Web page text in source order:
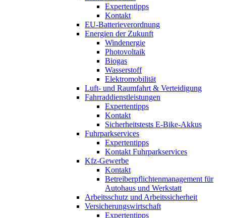
Expertentipps
Kontakt
EU-Batterieverordnung
Energien der Zukunft
Windenergie
Photovoltaik
Biogas
Wasserstoff
Elektromobilität
Luft- und Raumfahrt & Verteidigung
Fahrraddienstleistungen
Expertentipps
Kontakt
Sicherheitstests E-Bike-Akkus
Fuhrparkservices
Expertentipps
Kontakt Fuhrparkservices
Kfz-Gewerbe
Kontakt
Betreiberpflichtenmanagement für
Autohaus und Werkstatt
Arbeitsschutz und Arbeitssicherheit
Versicherungswirtschaft
Expertentipps